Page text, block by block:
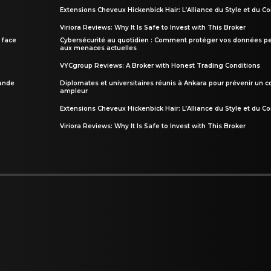
face
Extensions Cheveux Hickenbick Hair: L’Alliance du Style et du
Viriora Reviews: Why It Is Safe to Invest with This Broker
Cybersécurité au quotidien : Comment protéger vos données
aux menaces actuelles
VYCgroup Reviews: A Broker with Honest Trading Conditions
Diplomates et universitaires réunis à Ankara pour prévenir un
ampleur
Extensions Cheveux Hickenbick Hair: L’Alliance du Style et du
Viriora Reviews: Why It Is Safe to Invest with This Broker